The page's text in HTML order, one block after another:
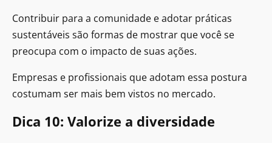
Contribuir para a comunidade e adotar práticas
sustentáveis são formas de mostrar que você se
preocupa com o impacto de suas ações.
Empresas e profissionais que adotam essa postura
costumam ser mais bem vistos no mercado.
Dica 10: Valorize a diversidade